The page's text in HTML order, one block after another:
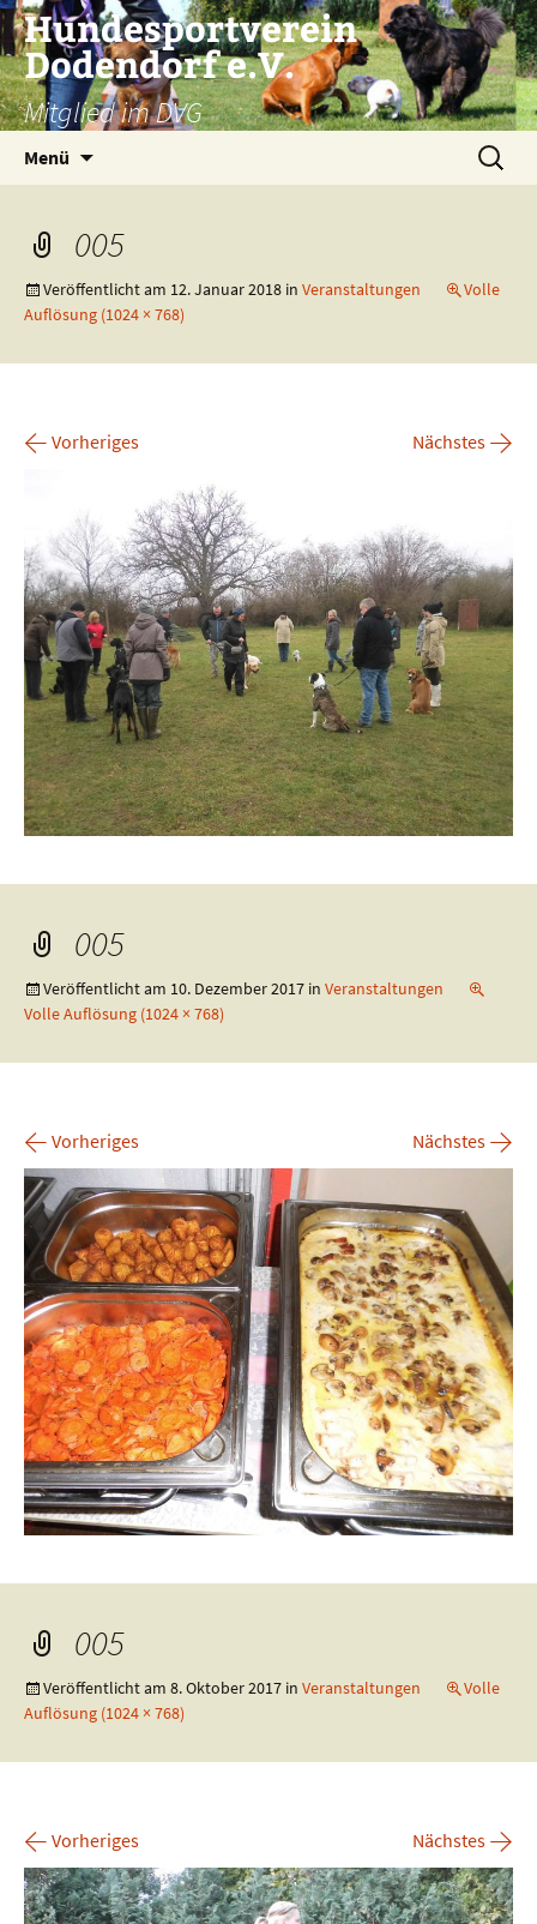
Zum
Inhalt
springen
Hundesportverein
Dodendorf e.V.
Mitglied im DVG
Menü
Suchen
nach:
005
Veröffentlicht am 12. Januar 2018 in Veranstaltungen
Volle
Auflösung (1024 × 768)
← Vorheriges Nächstes →
005
Veröffentlicht am 10. Dezember 2017 in Veranstaltungen
Volle Auflösung (1024 × 768)
← Vorheriges Nächstes →
005
Veröffentlicht am 8. Oktober 2017 in Veranstaltungen
Volle
Auflösung (1024 × 768)
← Vorheriges Nächstes →